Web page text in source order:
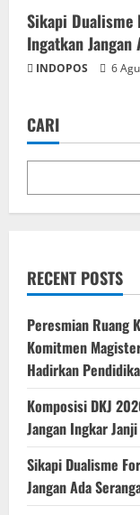
Sikapi Dualisme
Ingatkan Jangan
INDOPOS 6
CARI
RECENT POSTS
Peresmian Ruang
Komitmen
Hadirkan
Komposisi DKJ
Jangan Ingkar
Sikapi Dualisme
Jangan Ada